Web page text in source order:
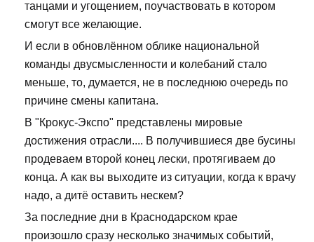
танцами и угощением, поучаствовать в котором
смогут все желающие.
И если в обновлённом облике национальной
команды двусмысленности и колебаний стало
меньше, то, думается, не в последнюю очередь по
причине смены капитана.
В "Крокус-Экспо" представлены мировые
достижения отрасли.... В получившиеся две бусины
продеваем второй конец лески, протягиваем до
конца. А как вы выходите из ситуации, когда к врачу
надо, а дитё оставить нескем?
За последние дни в Краснодарском крае
произошло сразу несколько значимых событий,